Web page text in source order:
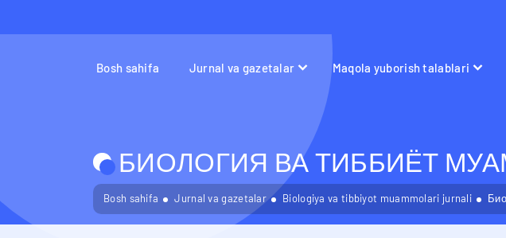
Bosh sahifa Jurnal va gazetalar Maqola yuborish talablari
БИОЛОГИЯ ВА ТИББИЁТ
Bosh sahifa Jurnal va gazetalar Biologiya va tibbiyot muammolari jurnali